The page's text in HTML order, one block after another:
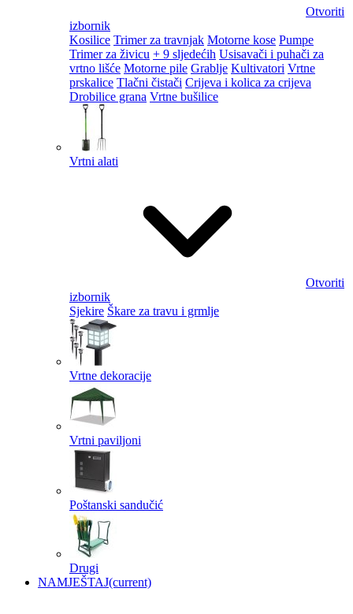
Otvoriti
izbornik
Kosilice Trimer za travnjak Motorne kose Pumpe
Trimer za živicu + 9 sljedećih Usisavači i puhači za
vrtno lišće Motorne pile Grablje Kultivatori Vrtne
prskalice Tlačni čistači Crijeva i kolica za crijeva
Drobilice grana Vrtne bušilice
Vrtni alati
Otvoriti
izbornik
Sjekire Škare za travu i grmlje
Vrtne dekoracije
Vrtni paviljoni
Poštanski sandučić
Drugi
NAMJEŠTAJ(current)